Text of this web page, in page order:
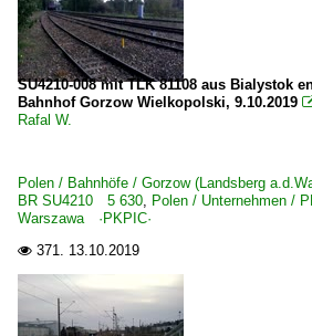
SU4210-008 mit TLK 81108 aus Bialystok
Bahnhof Gorzow Wielkopolski, 9.10.2019
Rafal W.
Polen / Bahnhöfe / Gorzow (Landsberg
BR SU4210 5 630, Polen / Unternehmen /
Warszawa ·PKPIC·
 371. 13.10.2019